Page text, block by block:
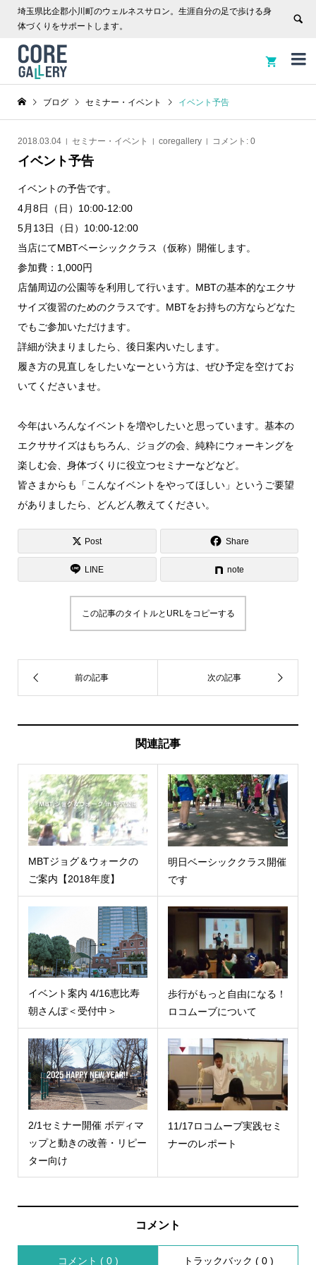
埼玉県比企郡小川町のウェルネスサロン。生涯自分の足で歩ける身
体づくりをサポートします。


ブログ セミナー・イベント イベント予告
2018.03.04 セミナー・イベント coregallery コメント: 0
イベント予告
イベントの予告です。
4月8日（日）10:00-12:00
5月13日（日）10:00-12:00
当店にてMBTベーシッククラス（仮称）開催します。
参加費：1,000円
店舗周辺の公園等を利用して行います。MBTの基本的なエクサ
サイズ復習のためのクラスです。MBTをお持ちの方ならどなた
でもご参加いただけます。
詳細が決まりましたら、後日案内いたします。
履き方の見直しをしたいなーという方は、ぜひ予定を空けてお
いてくださいませ。
今年はいろんなイベントを増やしたいと思っています。基本の
エクササイズはもちろん、ジョグの会、純粋にウォーキングを
楽しむ会、身体づくりに役立つセミナーなどなど。
皆さまからも「こんなイベントをやってほしい」というご要望
がありましたら、どんどん教えてください。
Post Share
LINE note
この記事のタイトルとURLをコピーする
関連記事
MBTジョグ＆ウォークの
ご案内【2018年度】
明日ベーシッククラス開催
です
イベント案内 4/16恵比寿
朝さんぽ＜受付中＞
歩行がもっと自由になる！
ロコムーブについて
2/1セミナー開催 ボディマ
ップと動きの改善・リピー
ター向け
11/17ロコムーブ実践セミ
ナーのレポート
コメント
コメント ( 0 ) トラックバック ( 0 )